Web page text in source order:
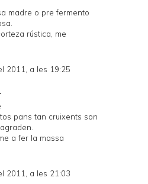
madre o pre fermento
rústica, me
2011, a les 19:25
pans tan cruixents son
a fer la massa
2011, a les 21:03